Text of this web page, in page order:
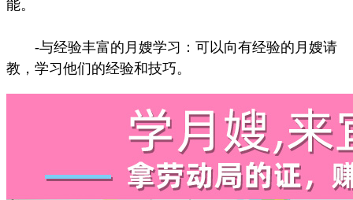
能。
-与经验丰富的月嫂学习：可以向有经验的月嫂请
教，学习他们的经验和技巧。